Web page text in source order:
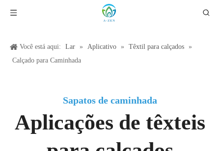
Você está aqui: Lar » Aplicativo » Têxtil para calçados »
Calçado para Caminhada
Sapatos de caminhada
Aplicações de têxteis